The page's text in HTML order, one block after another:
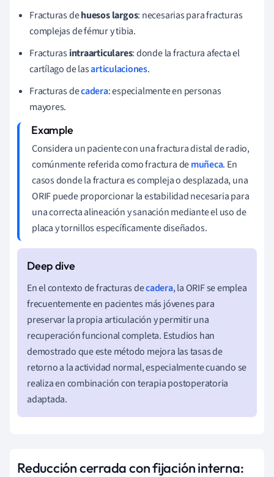
Fracturas dehuesos largos: necesarias para fracturas
complejas de fémur y tibia.
Fracturasintraarticulares: donde la fractura afecta el
cartílago de lasarticulaciones.
Fracturas decadera: especialmente en personas
mayores.
Considera un paciente con una fractura distal de radio,
comúnmente referida como fractura demuñeca. En
casos donde la fractura es compleja o desplazada, una
ORIF puede proporcionar la estabilidad necesaria para
una correcta alineación y sanación mediante el uso de
placa y tornillos específicamente diseñados.
En el contexto de fracturas decadera, la ORIF se emplea
frecuentemente en pacientes más jóvenes para
preservar la propia articulación y permitir una
recuperación funcional completa. Estudios han
demostrado que este método mejora las tasas de
retorno a la actividad normal, especialmente cuando se
realiza en combinación con terapia postoperatoria
adaptada.
Reducción cerrada con fijación interna: